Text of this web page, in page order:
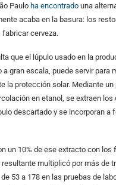
Paulo ha encontrado una
acaba en la basura: los
cerveza.
que el lúpulo usado en la
a gran escala, puede servir para
la protección solar. Mediante un
en etanol, se extraen los
descartado y se incorporan a
un 10% de ese extracto con los
multiplicó por más de
53 a 178 en las pruebas de